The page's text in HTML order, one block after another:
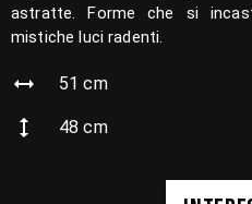
astratte. Forme che si
mistiche luci radenti.
51 cm
48 cm